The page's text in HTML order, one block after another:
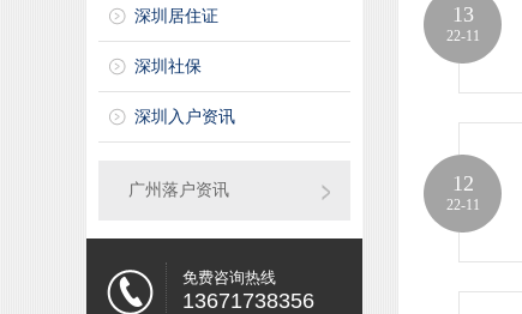
深圳居住证
深圳社保
深圳入户资讯
广州落户资讯
免费咨询热线
13671738356
13
22-11
12
22-11